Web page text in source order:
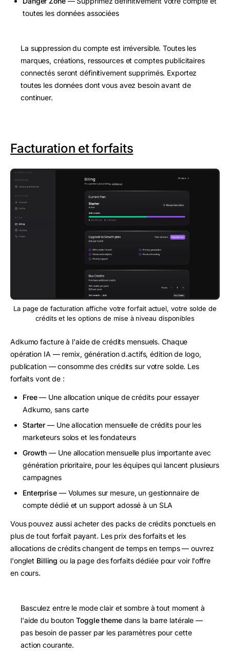
toutes les données associées
La suppression du compte est irréversible. Toutes les
marques, créations, ressources et comptes publicitaires
connectés seront définitivement supprimés. Exportez
toutes les données dont vous avez besoin avant de
continuer.
Facturation et forfaits
La page de facturation affiche votre forfait actuel, votre solde de
crédits et les options de mise à niveau disponibles
Adkumo facture à l'aide de crédits mensuels. Chaque
opération IA — remix, génération d.actifs, édition de logo,
publication — consomme des crédits sur votre solde. Les
forfaits vont de :
Free— Une allocation unique de crédits pour essayer
Adkumo, sans carte
Starter— Une allocation mensuelle de crédits pour les
marketeurs solos et les fondateurs
Growth — Une allocation mensuelle plus importante avec
génération prioritaire, pour les équipes qui lancent plusieurs
campagnes
Enterprise— Volumes sur mesure, un gestionnaire de
compte dédié et un support adossé à un SLA
Vous pouvez aussi acheter des packs de crédits ponctuels en
plus de tout forfait payant. Les prix des forfaits et les
allocations de crédits changent de temps en temps — ouvrez
l'onglet Billing ou la page des forfaits dédiée pour voir l'offre
en cours.
Basculez entre le mode clair et sombre à tout moment à
l'aide du boutonToggle themedans la barre latérale —
pas besoin de passer par les paramètres pour cette
action courante.